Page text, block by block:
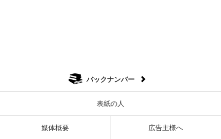
バックナンバー
表紙の人
媒体概要 広告主様へ